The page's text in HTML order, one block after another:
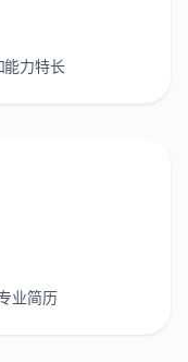
能力特长
业简历